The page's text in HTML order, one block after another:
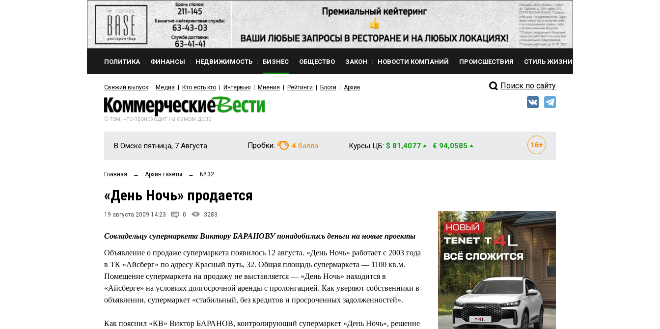
ПОЛИТИКА ФИНАНСЫ НЕДВИЖИМОСТЬ БИЗНЕС ОБЩЕСТВО ЗАКОН НОВОСТИ КОМПАНИЙ ПРОИСШЕСТВИЯ СТИЛЬ ЖИЗНИ
Свежий выпуск Медиа Кто есть кто Интервью Мнения Рейтинги Блоги Архив Поиск по сайту
О том, что происходит на самом деле
В Омске пятница, 7 Августа Пробки: 4 балла Курсы ЦБ: $ 81,4077 € 94,0585
Главная → Архив газеты → № 32
«День Ночь» продается
19 августа 2009 14:23 0 3283
Совладельцу супермаркета Виктору БАРАНОВУ понадобились деньги на новые проекты
Объявление о продаже супермаркета появилось 12 августа. «День Ночь» работает с 2003 года
в ТК «Айсберг» по адресу Красный путь, 32. Общая площадь супермаркета — 1100 кв.м.
Помещение супермаркета на продажу не выставляется — «День Ночь» находится в
«Айсберге» на условиях долгосрочной аренды с пролонгацией. Как уверяют собственники в
объявлении, супермаркет «стабильный, без кредитов и просроченных задолженностей».
Как пояснил «КВ» Виктор БАРАНОВ, контролирующий супермаркет «День Ночь», решение